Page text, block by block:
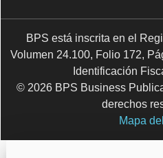
BPS está inscrita en el
Volumen 24.100, Folio 172,
Identificación
© 2026 BPS Business
derechos
Mapa